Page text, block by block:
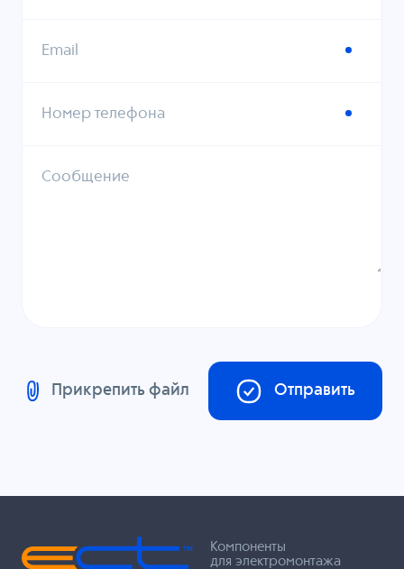
Email
Номер телефона
Сообщение
Прикрепить файл Отправить
Компоненты
для электромонтажа